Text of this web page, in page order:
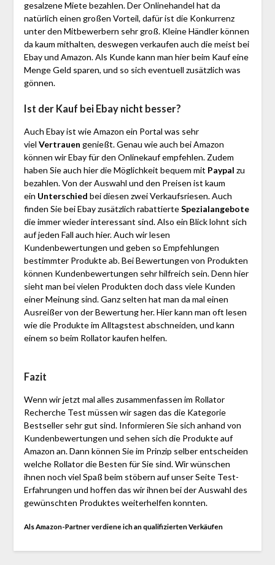
gesalzene Miete bezahlen. Der Onlinehandel hat da
natürlich einen großen Vorteil, dafür ist die Konkurrenz
unter den Mitbewerbern sehr groß. Kleine Händler können
da kaum mithalten, deswegen verkaufen auch die meist bei
Ebay und Amazon. Als Kunde kann man hier beim Kauf eine
Menge Geld sparen, und so sich eventuell zusätzlich was
gönnen.
Ist der Kauf bei Ebay nicht besser?
Auch Ebay ist wie Amazon ein Portal was sehr
viel Vertrauen genießt. Genau wie auch bei Amazon
können wir Ebay für den Onlinekauf empfehlen. Zudem
haben Sie auch hier die Möglichkeit bequem mit Paypal zu
bezahlen. Von der Auswahl und den Preisen ist kaum
ein Unterschied bei diesen zwei Verkaufsriesen. Auch
finden Sie bei Ebay zusätzlich rabattierteSpezialangebote
die immer wieder interessant sind. Also ein Blick lohnt sich
auf jeden Fall auch hier. Auch wir lesen
Kundenbewertungen und geben so Empfehlungen
bestimmter Produkte ab. Bei Bewertungen von Produkten
können Kundenbewertungen sehr hilfreich sein. Denn hier
sieht man bei vielen Produkten doch dass viele Kunden
einer Meinung sind. Ganz selten hat man da mal einen
Ausreißer von der Bewertung her. Hier kann man oft lesen
wie die Produkte im Alltagstest abschneiden, und kann
einem so beim Rollator kaufen helfen.
Fazit
Wenn wir jetzt mal alles zusammenfassen im Rollator
Recherche Test müssen wir sagen das die Kategorie
Bestseller sehr gut sind. Informieren Sie sich anhand von
Kundenbewertungen und sehen sich die Produkte auf
Amazon an. Dann können Sie im Prinzip selber entscheiden
welche Rollator die Besten für Sie sind. Wir wünschen
ihnen noch viel Spaß beim stöbern auf unser Seite Test-
Erfahrungen und hoffen das wir ihnen bei der Auswahl des
gewünschten Produktes weiterhelfen konnten.
Als Amazon-Partner verdiene ich an qualifizierten Verkäufen